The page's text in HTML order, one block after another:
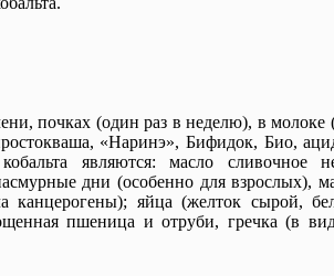
почках (один раз в неделю), в
«Наринэ», Бифидок, Био,
являются: масло сливочное
дни (особенно для взрослых),
канцерогены); яйца (желток сырой,
пшеница и отруби, гречка (в